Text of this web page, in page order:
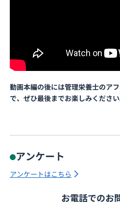
動画本編の後には管理栄養士のア
で、ぜひ最後までお楽しみください
アンケート
アンケートはこちら
お電話でのお